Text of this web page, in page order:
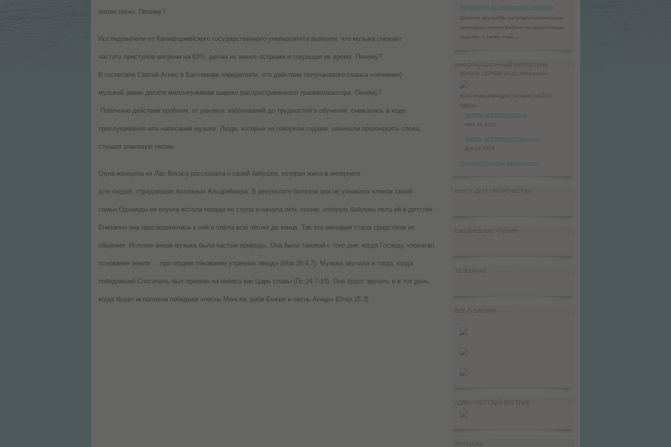
более легко. Почему?
Исследователи из Калифорнийского государственного университета выявили, что музыка снижает
частоту приступов мигрени на 83%, делая их менее острыми и сокращая их время. Почему?
В госпитале Святой Агнес в Балтиморе определили, что действие получасового сеанса «лечению)
музыкой равен десяти миллиграммам широко распространенного транквилизатора. Почему?
Побочные действия проблем, от раковых заболеваний до трудностей в обучении, снижались в ходе
прослушивания или написания музыки. Люди, которые не говорили годами, начинали произносить слова,
слушая знакомую песню.
Одна женщина из Лас-Вегаса рассказала о своей бабушке, которая жила в интернате
для людей, страдающих болезнью Альцгеймера. В результате болезни она не узнавала членов своей
семьи.Однажды ее внучка встала позади ее стула и начала петь песню, которую бабушка пела ей в детстве.
Внезапно она присоединилась к ней и спела всю песню до конца. Так эта мелодия стала средством их
общения. Испокон веков музыка была частью природы. Она была таковой с того дня, когда Господь «полагал
основания земли ... при общем ликовании утренних звезд» (Иов 38:4,7). Музыка звучала и тогда, когда
победивший Спаситель был призван на небеса как Царь славы (Пс.24:7-10). Она будет звучать и в тот день,
когда будет исполнена победная «песнь Моисея, раба Божия и песнь Агнца» (Откр.15:3).
Истреблен за недостаток ведения
Дорогие друзья!Мы регулярно размещаем
календарь чтения Библии на предстоящую
неделю, а также отры...
ИНФОРМАЦИОННЫЙ БЮЛЛЕТЕНЬ
ЖИЗНЬ ЦЕРКВИ АСД г.Флорешты
ВСЮ ИНФОРМАЦИЮ МОЖНО НАЙТИ
ЗДЕСЬ...
ЖИЗНЬ ЦЕРКВИ-2020год
Июн 26 2021
ЖИЗНЬ ЦЕРКВИ-2019год.docx
Дек 16 2019
Просмотр Группы Документов
КНИГИ ДУХА ПРОРОЧЕСТВА
ЕЖЕДНЕВНЫЕ ЧТЕНИЯ
ТЕЛЕКАНАЛ
ВСЁ О БИБЛИИ
АДВЕНТИСТСКИЙ ВЕСТНИК
ЖУРНАЛЫ